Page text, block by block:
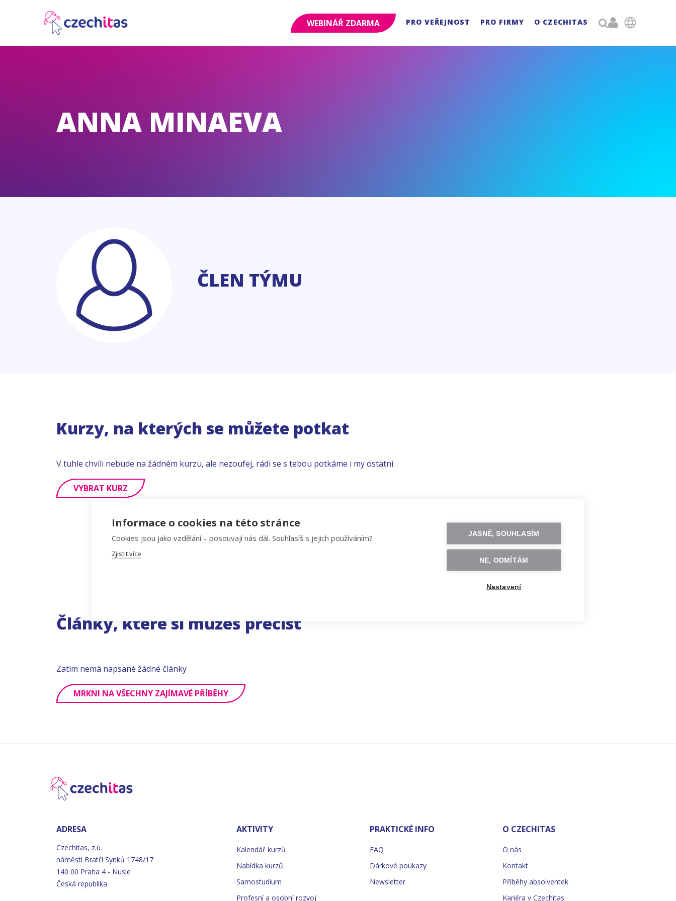
WEBINÁŘ ZDARMA PRO VEŘEJNOST PRO FIRMY O CZECHITAS 
ANNA MINAEVA
ČLEN TÝMU
Kurzy, na kterých se můžete potkat
V tuhle chvíli nebude na žádném kurzu, ale nezoufej, rádi se s tebou potkáme i my ostatní.
VYBRAT KURZ
Články, které si můžeš přečíst
Zatím nemá napsané žádné články
MRKNI NA VŠECHNY ZAJÍMAVÉ PŘÍBĚHY
ADRESA
Czechitas, z.ú.
náměstí Bratří Synků 1748/17
140 00 Praha 4 - Nusle
Česká republika
AKTIVITY
Kalendář kurzů
Nabídka kurzů
Samostudium
Profesní a osobní rozvoj
PRAKTICKÉ INFO
FAQ
Dárkové poukazy
Newsletter
O CZECHITAS
O nás
Kontakt
Příběhy absolventek
Kariéra v Czechitas
Informace o cookies na této stránce
Cookies jsou jako vzdělání – posouvají nás dál. Souhlasíš s jejich používáním?
Zjistit více
JASNĚ, SOUHLASÍM
NE, ODMÍTÁM
Nastavení